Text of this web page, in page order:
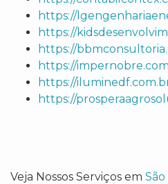
https://
https://
https://
https://
https://
https://
Veja Nossos Serviços em